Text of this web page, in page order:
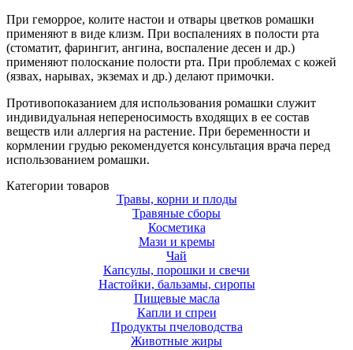
При геморрое, колите настои и отвары цветков ромашки
применяют в виде клизм. При воспалениях в полости рта
(стоматит, фарингит, ангина, воспаление десен и др.)
применяют полоскание полости рта. При проблемах с кожей
(язвах, нарывах, экземах и др.) делают примочки.
Противопоказанием для использования ромашки служит
индивидуальная непереносимость входящих в ее состав
веществ или аллергия на растение. При беременности и
кормлении грудью рекомендуется консультация врача перед
использованием ромашки.
Категории товаров
Травы, корни и плоды
Травяные сборы
Косметика
Мази и кремы
Чай
Капсулы, порошки и свечи
Настойки, бальзамы, сиропы
Пищевые масла
Капли и спреи
Продукты пчеловодства
Животные жиры